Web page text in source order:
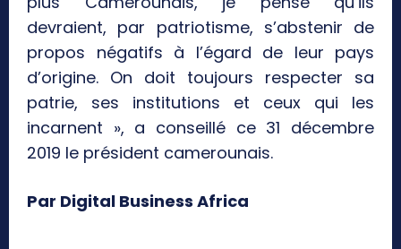
devraient, par patriotisme, s’abstenir de
propos négatifs à l’égard de leur pays
d’origine. On doit toujours respecter sa
patrie, ses institutions et ceux qui les
incarnent », a conseillé ce 31 décembre
2019 le président camerounais.
Par Digital Business Africa